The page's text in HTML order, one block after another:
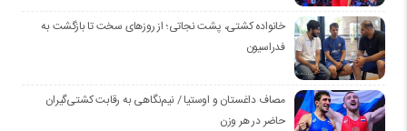
خانواده کشتی، پشت نجاتی؛ از روزهای سخت تا بازگشت به
فدراسیون
مصاف داغستان و اوستیا / نیم‌نگاهی به رقابت کشتی‌گیران
حاضر در هر وزن